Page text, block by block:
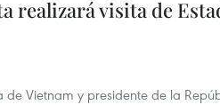
realizará visita de
de Vietnam y presidente de la